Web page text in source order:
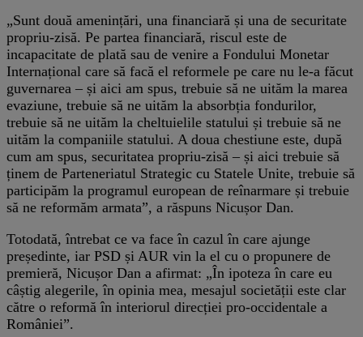
„Sunt două amenințări, una financiară și una de securitate
propriu-zisă. Pe partea financiară, riscul este de
incapacitate de plată sau de venire a Fondului Monetar
Internațional care să facă el reformele pe care nu le-a făcut
guvernarea – și aici am spus, trebuie să ne uităm la marea
evaziune, trebuie să ne uităm la absorbția fondurilor,
trebuie să ne uităm la cheltuielile statului și trebuie să ne
uităm la companiile statului. A doua chestiune este, după
cum am spus, securitatea propriu-zisă – și aici trebuie să
ținem de Parteneriatul Strategic cu Statele Unite, trebuie să
participăm la programul european de reînarmare și trebuie
să ne reformăm armata”, a răspuns Nicușor Dan.
Totodată, întrebat ce va face în cazul în care ajunge
președinte, iar PSD și AUR vin la el cu o propunere de
premieră, Nicușor Dan a afirmat: „În ipoteza în care eu
câștig alegerile, în opinia mea, mesajul societății este clar
către o reformă în interiorul direcției pro-occidentale a
României”.